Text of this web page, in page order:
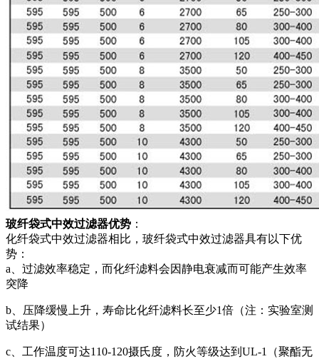
玻纤袋式中效过滤器优势 ：
化纤袋式中效过滤器相比，玻纤袋式中效过滤器具有以下优
势：
a、过滤效率稳定，而化纤滤料会因静电衰减而可能产生效率
突降
b、压降缓慢上升，寿命比化纤滤料长至少1倍（注：实验室测
试结果）
c、工作温度可达110-120摄氏度，防火等级达到UL-1（聚酯无